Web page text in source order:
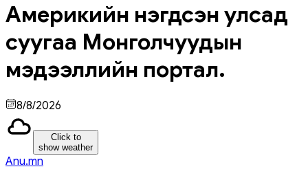
Америкийн нэгдсэн улсад
суугаа Монголчуудын
мэдээллийн портал.
8/8/2026
Click to
show weather
Anu.mn